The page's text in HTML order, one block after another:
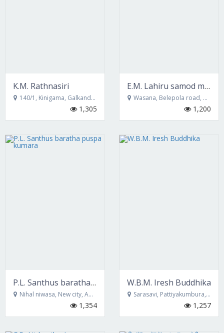
K.M. Rathnasiri
140/1, Kinigama, Galkanda, bandarawela
1,305
E.M. Lahiru samod madushanka
Wasana, Belepola road, Mirahawatta
1,200
P.L. Santhus baratha puspa kumara
Nihal niwasa, New city, Ambagasdowa
1,354
W.B.M. Iresh Buddhika
Sarasavi, Pattiyakumbura, Ella
1,257